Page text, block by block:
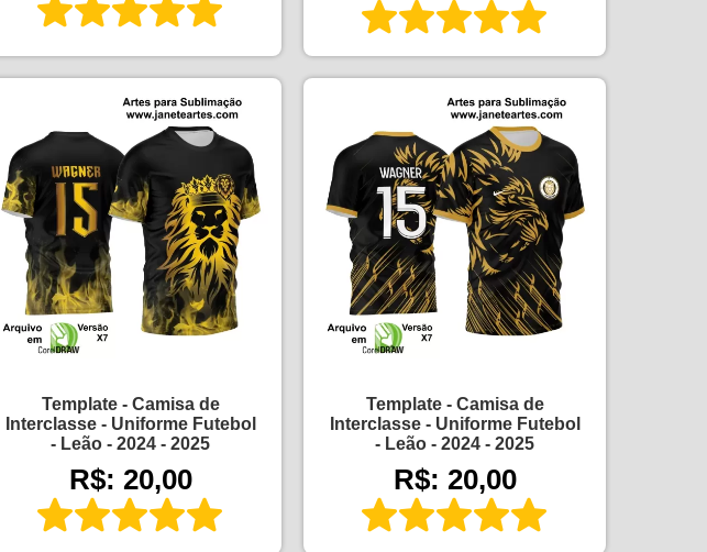
Template - Camisa de
Interclasse - Uniforme Futebol
- Leão - 2024 - 2025
R$: 20,00
Template - Camisa de
Interclasse - Uniforme Futebol
- Leão - 2024 - 2025
R$: 20,00